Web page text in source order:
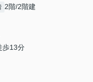
2階/2階建
歩13分